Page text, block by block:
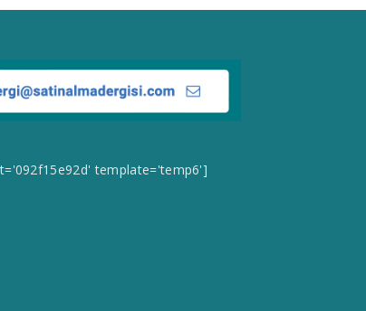
template='temp6']